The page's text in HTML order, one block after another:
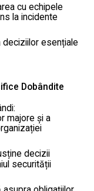
cu echipele
la incidente
esențiale
Dobândite
majore și a
decizii
securității